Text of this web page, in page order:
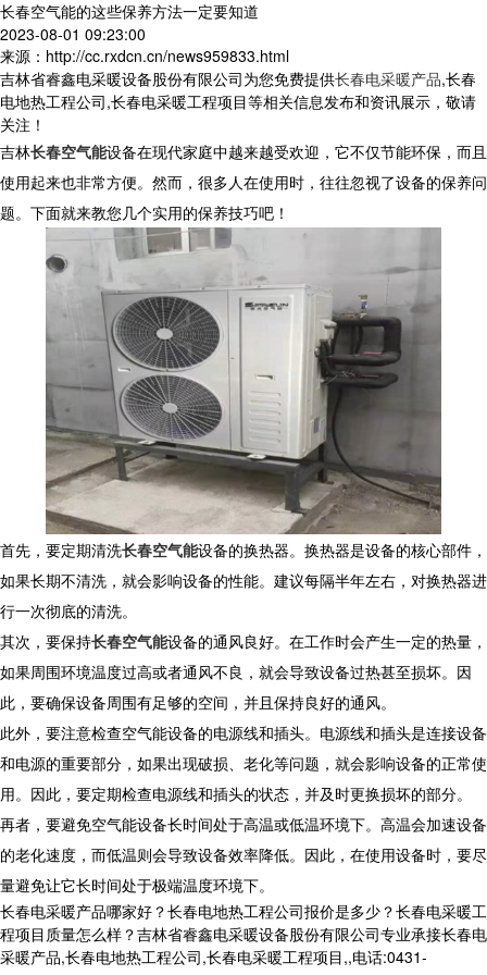
长春空气能的这些保养方法一定要知道
2023-08-01 09:23:00
来源：http://cc.rxdcn.cn/news959833.html
吉林省睿鑫电采暖设备股份有限公司为您免费提供长春电采暖产品,长春
电地热工程公司,长春电采暖工程项目等相关信息发布和资讯展示，敬请
关注！
吉林长春空气能设备在现代家庭中越来越受欢迎，它不仅节能环保，而且
使用起来也非常方便。然而，很多人在使用时，往往忽视了设备的保养问
题。下面就来教您几个实用的保养技巧吧！
首先，要定期清洗长春空气能设备的换热器。换热器是设备的核心部件，
如果长期不清洗，就会影响设备的性能。建议每隔半年左右，对换热器进
行一次彻底的清洗。
其次，要保持长春空气能设备的通风良好。在工作时会产生一定的热量，
如果周围环境温度过高或者通风不良，就会导致设备过热甚至损坏。因
此，要确保设备周围有足够的空间，并且保持良好的通风。
此外，要注意检查空气能设备的电源线和插头。电源线和插头是连接设备
和电源的重要部分，如果出现破损、老化等问题，就会影响设备的正常使
用。因此，要定期检查电源线和插头的状态，并及时更换损坏的部分。
再者，要避免空气能设备长时间处于高温或低温环境下。高温会加速设备
的老化速度，而低温则会导致设备效率降低。因此，在使用设备时，要尽
量避免让它长时间处于极端温度环境下。
长春电采暖产品哪家好？长春电地热工程公司报价是多少？长春电采暖工
程项目质量怎么样？吉林省睿鑫电采暖设备股份有限公司专业承接长春电
采暖产品,长春电地热工程公司,长春电采暖工程项目,,电话:0431-